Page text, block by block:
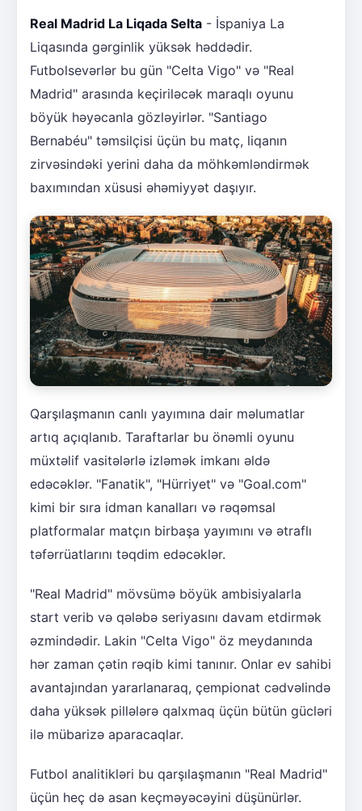
Real Madrid La Liqada Selta - İspaniya La
Liqasında gərginlik yüksək həddədir.
Futbolsevərlər bu gün "Celta Vigo" və "Real
Madrid" arasında keçiriləcək maraqlı oyunu
böyük həyəcanla gözləyirlər. "Santiago
Bernabéu" təmsilçisi üçün bu matç, liqanın
zirvəsindəki yerini daha da möhkəmləndirmək
baxımından xüsusi əhəmiyyət daşıyır.
Qarşılaşmanın canlı yayımına dair məlumatlar
artıq açıqlanıb. Taraftarlar bu önəmli oyunu
müxtəlif vasitələrlə izləmək imkanı əldə
edəcəklər. "Fanatik", "Hürriyet" və "Goal.com"
kimi bir sıra idman kanalları və rəqəmsal
platformalar matçın birbaşa yayımını və ətraflı
təfərrüatlarını təqdim edəcəklər.
"Real Madrid" mövsümə böyük ambisiyalarla
start verib və qələbə seriyasını davam etdirmək
əzmindədir. Lakin "Celta Vigo" öz meydanında
hər zaman çətin rəqib kimi tanınır. Onlar ev sahibi
avantajından yararlanaraq, çempionat cədvəlində
daha yüksək pillələrə qalxmaq üçün bütün gücləri
ilə mübarizə aparacaqlar.
Futbol analitikləri bu qarşılaşmanın "Real Madrid"
üçün heç də asan keçməyəcəyini düşünürlər.